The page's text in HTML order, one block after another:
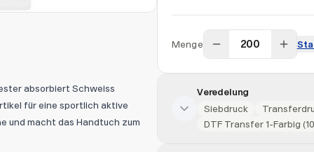
Menge
Veredelung
Siebdruck
DTF Transfer 1-Farbig
absorbiert Schweiss
für eine sportlich aktive
und macht das Handtuch zum